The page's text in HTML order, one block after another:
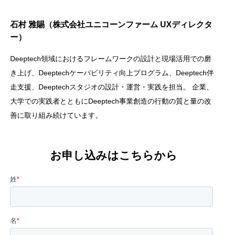
石村 雅賜（株式会社ユニコーンファーム UXディレクタ
ー）
Deeptech領域におけるフレームワークの設計と現場活用での磨
き上げ、Deeptechケーパビリティ向上プログラム、Deeptech伴
走支援、Deeptechスタジオの設計・運営・実践を担当。 企業、
大学での実践者とともにDeeptech事業創造の行動の質と量の改
善に取り組み続けています。
お申し込みはこちらから